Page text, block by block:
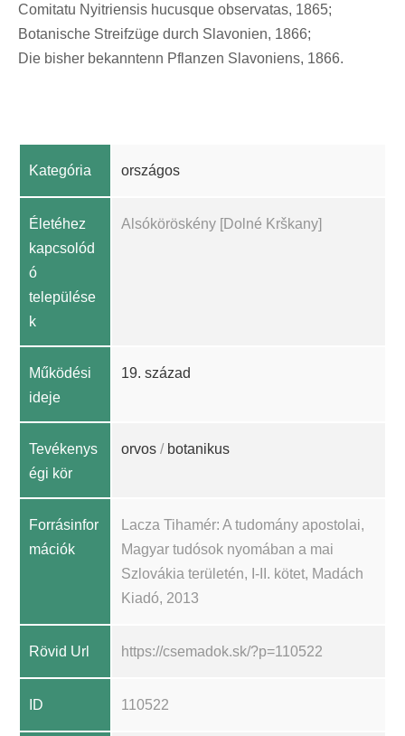
Comitatu Nyitriensis hucusque observatas, 1865;
Botanische Streifzüge durch Slavonien, 1866;
Die bisher bekanntenn Pflanzen Slavoniens, 1866.
Kategória országos
Életéhez
kapcsolód
ó
települése
k
Alsóköröskény [Dolné Krškany]
Működési
ideje
19. század
Tevékenys
égi kör
orvos / botanikus
Forrásinfor
mációk
Lacza Tihamér: A tudomány apostolai,
Magyar tudósok nyomában a mai
Szlovákia területén, I-II. kötet, Madách
Kiadó, 2013
Rövid Url https://csemadok.sk/?p=110522
ID 110522